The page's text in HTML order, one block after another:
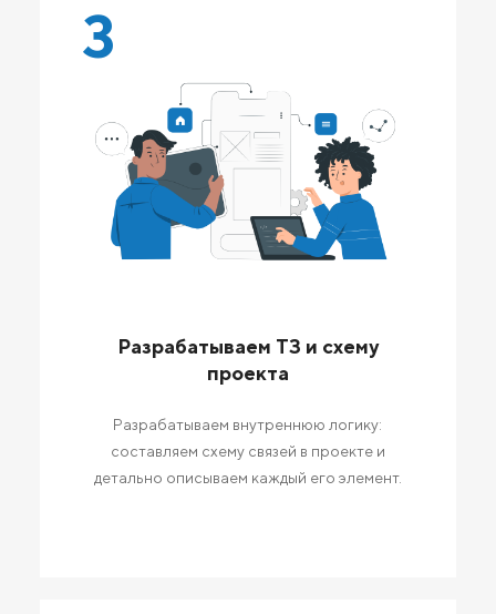
3
Разрабатываем ТЗ и схему
проекта
Разрабатываем внутреннюю логику:
составляем схему связей в проекте и
детально описываем каждый его элемент.